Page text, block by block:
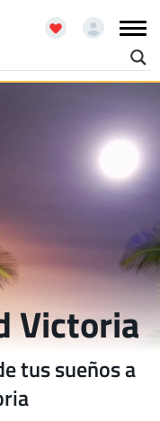
Victoria
tus sueños a